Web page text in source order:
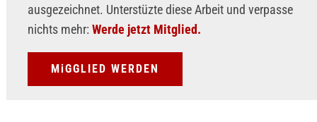
ausgezeichnet. Unterstüzte diese Arbeit und verpasse
nichts mehr: Werde jetzt Mitglied.
MiGGLIED WERDEN